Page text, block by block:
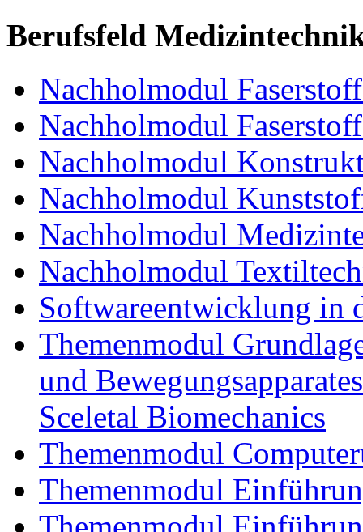
Berufsfeld
Nachholmodul
Nachholmodul
Nachholmodul
Nachholmodul
Nachholmodul
Nachholmodul
Softwareentwicklung in
Themenmodul
und
Sceletal Biomechanics
Themenmodul
Themenmodul